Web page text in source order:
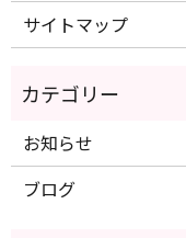
サイトマップ
お知らせ
ブログ